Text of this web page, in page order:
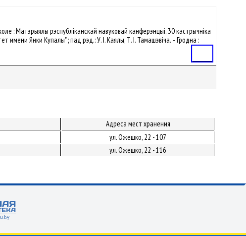
: Матэрыялы рэспубліканскай навуковай канферэнцыі. 30 кастрычніка
имени Янки Купалы" ; пад рэд.: У. І. Каялы, Т. І. Тамашэвіча. – Гродна :
Адреса мест хранения
ул. Ожешко, 22 - 107
ул. Ожешко, 22 - 116